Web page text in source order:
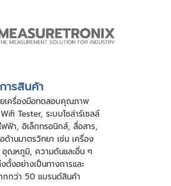
ารสินค้า
ยเครื่องมือทดสอบคุณภาพ
Tester, ระบบโซล่าร์เซลล์
ฟฟ้า, อิเล็กทรอนิกส์, สื่อสาร,
ด้านมาตรวิทยา เช่น เครื่อง
อุณหภูมิ, ความดันและอื่น ๆ
ตั้งอย่างเป็นทางการและ
กกว่า 50 แบรนด์สินค้า